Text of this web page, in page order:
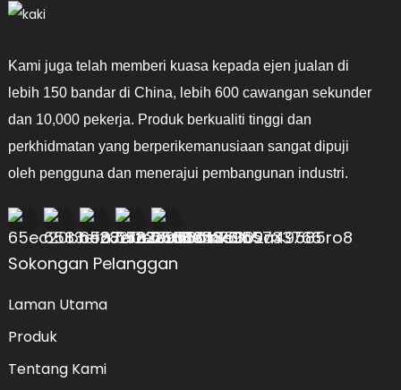
Kami juga telah memberi kuasa kepada ejen jualan di
lebih 150 bandar di China, lebih 600 cawangan sekunder
dan 10,000 pekerja. Produk berkualiti tinggi dan
perkhidmatan yang berperikemanusiaan sangat dipuji
oleh pengguna dan menerajui pembangunan industri.
Sokongan Pelanggan
Laman Utama
Produk
Tentang Kami